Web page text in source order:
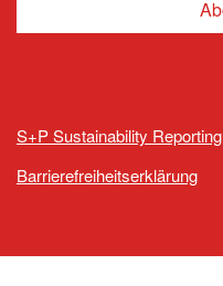
S+P Sustainability Reporting
Barrierefreiheitserklärung